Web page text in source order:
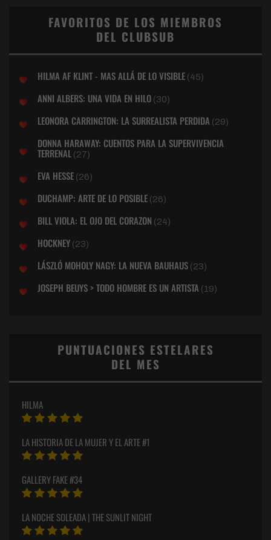
FAVORITOS DE LOS MIEMBROS
DEL CLUBSUB
HILMA AF KLINT - MAS ALLÁ DE LO VISIBLE (45)
ANNI ALBERS: UNA VIDA EN HILO (30)
LEONORA CARRINGTON: LA SURREALISTA PERDIDA (29)
DONNA HARAWAY: CUENTOS PARA LA SUPERVIVENCIA
TERRENAL (27)
EVA HESSE (26)
DUCHAMP: ARTE DE LO POSIBLE (26)
BILL VIOLA: EL OJO DEL CORAZON (24)
HOCKNEY (23)
LÁSZLÓ MOHOLY NAGY: LA NUEVA BAUHAUS (23)
JOSEPH BEUYS > TODO HOMBRE ES UN ARTISTA (19)
PUNTUACIONES ESTELARES
DEL MES
HILMA
LA HISTORIA DE LA MUJER Y EL ARTE #1
GALLERY FAKE #34
LA NOCHE SOLEADA | THE SUNLIT NIGHT